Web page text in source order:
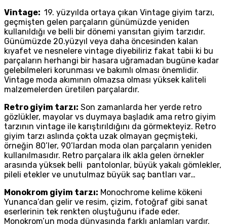
Vintage: 19. yüzyılda ortaya çıkan Vintage giyim tarzı,
geçmişten gelen parçaların günümüzde yeniden
kullanıldığı ve belli bir dönemi yansıtan giyim tarzıdır.
Günümüzde 20.yüzyıl veya daha öncesinden kalan
kıyafet ve nesnelere vintage diyebiliriz fakat tabii ki bu
parçaların herhangi bir hasara uğramadan bugüne kadar
gelebilmeleri korunması ve bakımlı olması önemlidir.
Vintage moda akımının olmazsa olması yüksek kaliteli
malzemelerden üretilen parçalardır.
Retro giyim tarzı: Son zamanlarda her yerde retro
gözlükler, mayolar vs duymaya başladık ama retro giyim
tarzının vintage ile karıştırıldığını da görmekteyiz. Retro
giyim tarzı aslında çokta uzak olmayan geçmişteki,
örneğin 80’ler, 90’lardan moda olan parçaların yeniden
kullanılmasıdır. Retro parçalara ilk akla gelen örnekler
arasında yüksek belli pantolonlar, büyük yakalı gömlekler,
pileli etekler ve unutulmaz büyük saç bantları var…
Monokrom giyim tarzı: Monochrome kelime kökeni
Yunanca’dan gelir ve resim, çizim, fotoğraf gibi sanat
eserlerinin tek renkten oluştuğunu ifade eder.
Monokrom’un moda dünyasında farklı anlamları vardır.